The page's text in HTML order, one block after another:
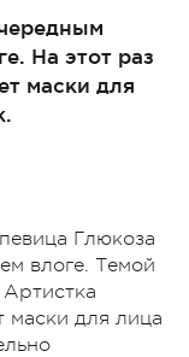
На этот раз
маски для
Глюкоза
влоге. Темой
маски для лица